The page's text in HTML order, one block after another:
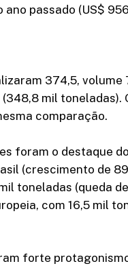
passado (US$
374,5, volume
(348,8 mil
comparação.
foram o destaque
(crescimento de
toneladas (queda
com 16,5 mil
forte